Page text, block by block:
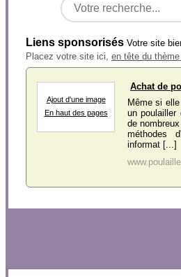
Liens sponsorisés Votre site
Placez votre site ici, en tête du
Ajout d'une image
En haut des pages
Achat de
Même si
un poulailler
de
méthodes
informat [...]